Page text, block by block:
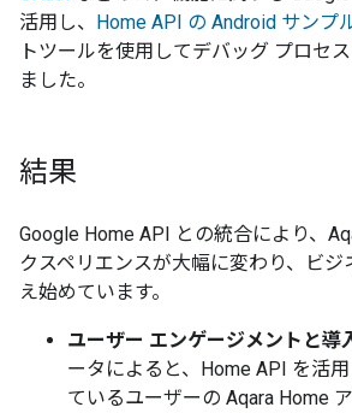
活用し、 Home API の Android サンプ
トツールを使用してデバッグ プロセ
ました。
結果
Google Home API との統合により、
クスペリエンスが大幅に変わり、ビ
え始めています。
ユーザー エンゲージメントと導
ータによると、Home API を活
ているユーザーの Aqara Home